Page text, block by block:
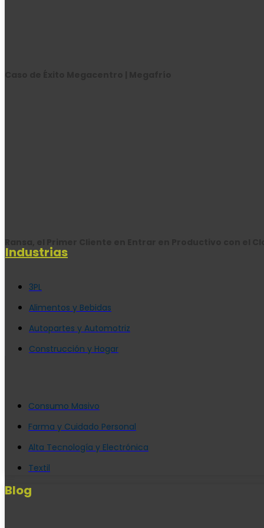
Industrias
3PL
Alimentos y Bebidas
Autopartes y Automotriz
Construcción y Hogar
Consumo Masivo
Farma y Cuidado Personal
Alta Tecnología y Electrónica
Textil
Blog